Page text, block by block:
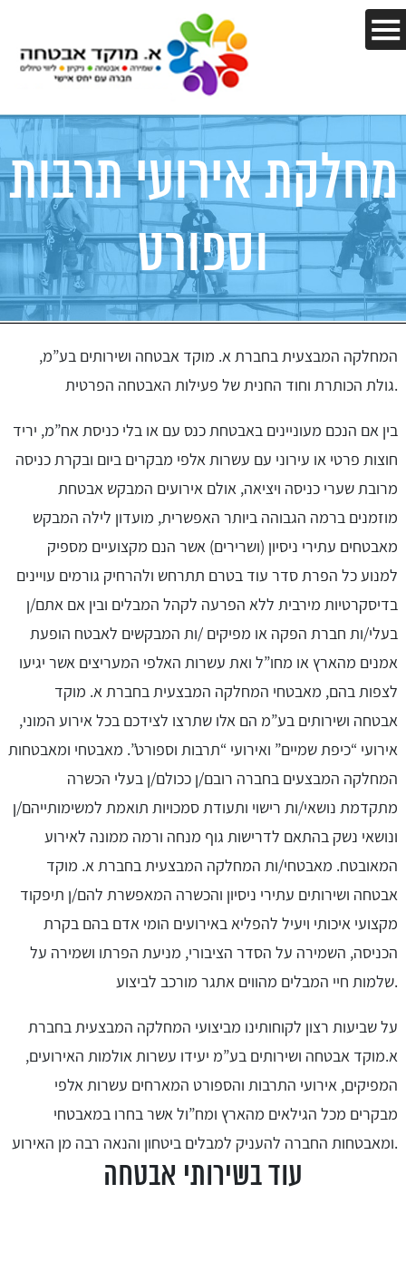
מחלקת אירועי תרבות
וספורט
המחלקה המבצעית בחברת א. מוקד אבטחה ושירותים בע”מ,
גולת הכותרת וחוד החנית של פעילות האבטחה הפרטית.
בין אם הנכם מעוניינים באבטחת כנס עם או בלי כניסת אח”מ, יריד
חוצות פרטי או עירוני עם עשרות אלפי מבקרים ביום ובקרת כניסה
מרובת שערי כניסה ויציאה, אולם אירועים המבקש אבטחת
מוזמנים ברמה הגבוהה ביותר האפשרית, מועדון לילה המבקש
מאבטחים עתירי ניסיון (ושרירים) אשר הנם מקצועיים מספיק
למנוע כל הפרת סדר עוד בטרם תתרחש ולהרחיק גורמים עויינים
בדיסקרטיות מירבית ללא הפרעה לקהל המבלים ובין אם אתם/ן
בעלי/ות חברת הפקה או מפיקים /ות המבקשים לאבטח הופעת
אמנים מהארץ או מחו”ל ואת עשרות האלפי המעריצים אשר יגיעו
לצפות בהם, מאבטחי המחלקה המבצעית בחברת א. מוקד
אבטחה ושירותים בע”מ הם אלו שתרצו לצידכם בכל אירוע המוני,
אירועי “כיפת שמיים” ואירועי “תרבות וספורט”. מאבטחי ומאבטחות
המחלקה המבצעים בחברה רובם/ן ככולם/ן בעלי הכשרה
מתקדמת נושאי/ות רישוי ותעודת סמכויות תואמת למשימותייהם/ן
ונושאי נשק בהתאם לדרישות גוף מנחה ורמה ממונה לאירוע
המאובטח. מאבטחי/ות המחלקה המבצעית בחברת א. מוקד
אבטחה ושירותים עתירי ניסיון והכשרה המאפשרת להם/ן תיפקוד
מקצועי איכותי ויעיל להפליא באירועים הומי אדם בהם בקרת
הכניסה, השמירה על הסדר הציבורי, מניעת הפרתו ושמירה על
שלמות חיי המבלים מהווים אתגר מורכב לביצוע.
על שביעות רצון לקוחותינו מביצועי המחלקה המבצעית בחברת
א.מוקד אבטחה ושירותים בע”מ יעידו עשרות אולמות האירועים,
המפיקים, אירועי התרבות והספורט המארחים עשרות אלפי
מבקרים מכל הגילאים מהארץ ומח”ול אשר בחרו במאבטחי
ומאבטחות החברה להעניק למבלים ביטחון והנאה רבה מן האירוע.
עוד בשירותי אבטחה